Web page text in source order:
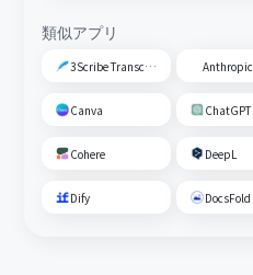
類似アプリ
3Scribe Transcription
Canva ChatGPT
Cohere DeepL
Dify DocsFold